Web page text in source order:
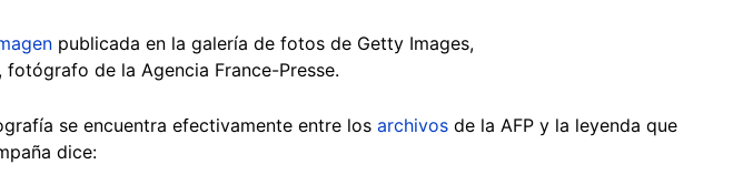
publicada en la galería de fotos de Getty Images,
, fotógrafo de la Agencia France-Presse.
se encuentra efectivamente entre los archivosde la AFP y la leyenda que
dice: